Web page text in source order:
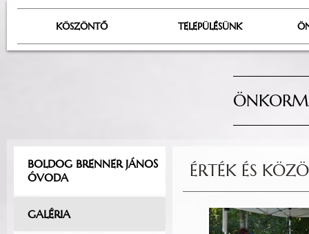
KÖSZÖNTŐ TELEPÜLÉSÜNK
BOLDOG BRENNER JÁNOS
ÓVODA
GALÉRIA
ÉRTÉK ÉS